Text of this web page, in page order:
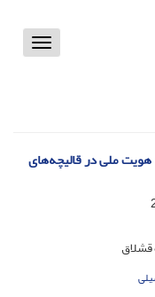
Toggle
هویت ملی در قالیچه‌های